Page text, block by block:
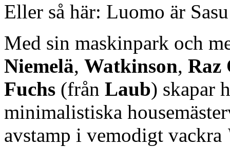
Eller så här: Luomo är
Med sin maskinpark och
Niemelä, Watkinson, Raz
Fuchs (från Laub) skapar
minimalistiska
avstamp i vemodigt vackra